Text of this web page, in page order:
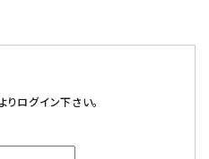
登録
ログイン下さい。